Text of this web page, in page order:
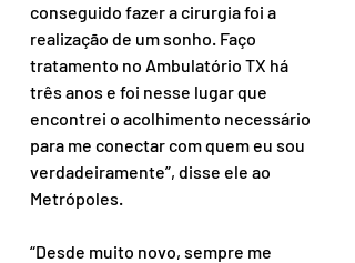
conseguido fazer a cirurgia foi a
realização de um sonho. Faço
tratamento no Ambulatório TX há
três anos e foi nesse lugar que
encontrei o acolhimento necessário
para me conectar com quem eu sou
verdadeiramente”, disse ele ao
Metrópoles.
“Desde muito novo, sempre me